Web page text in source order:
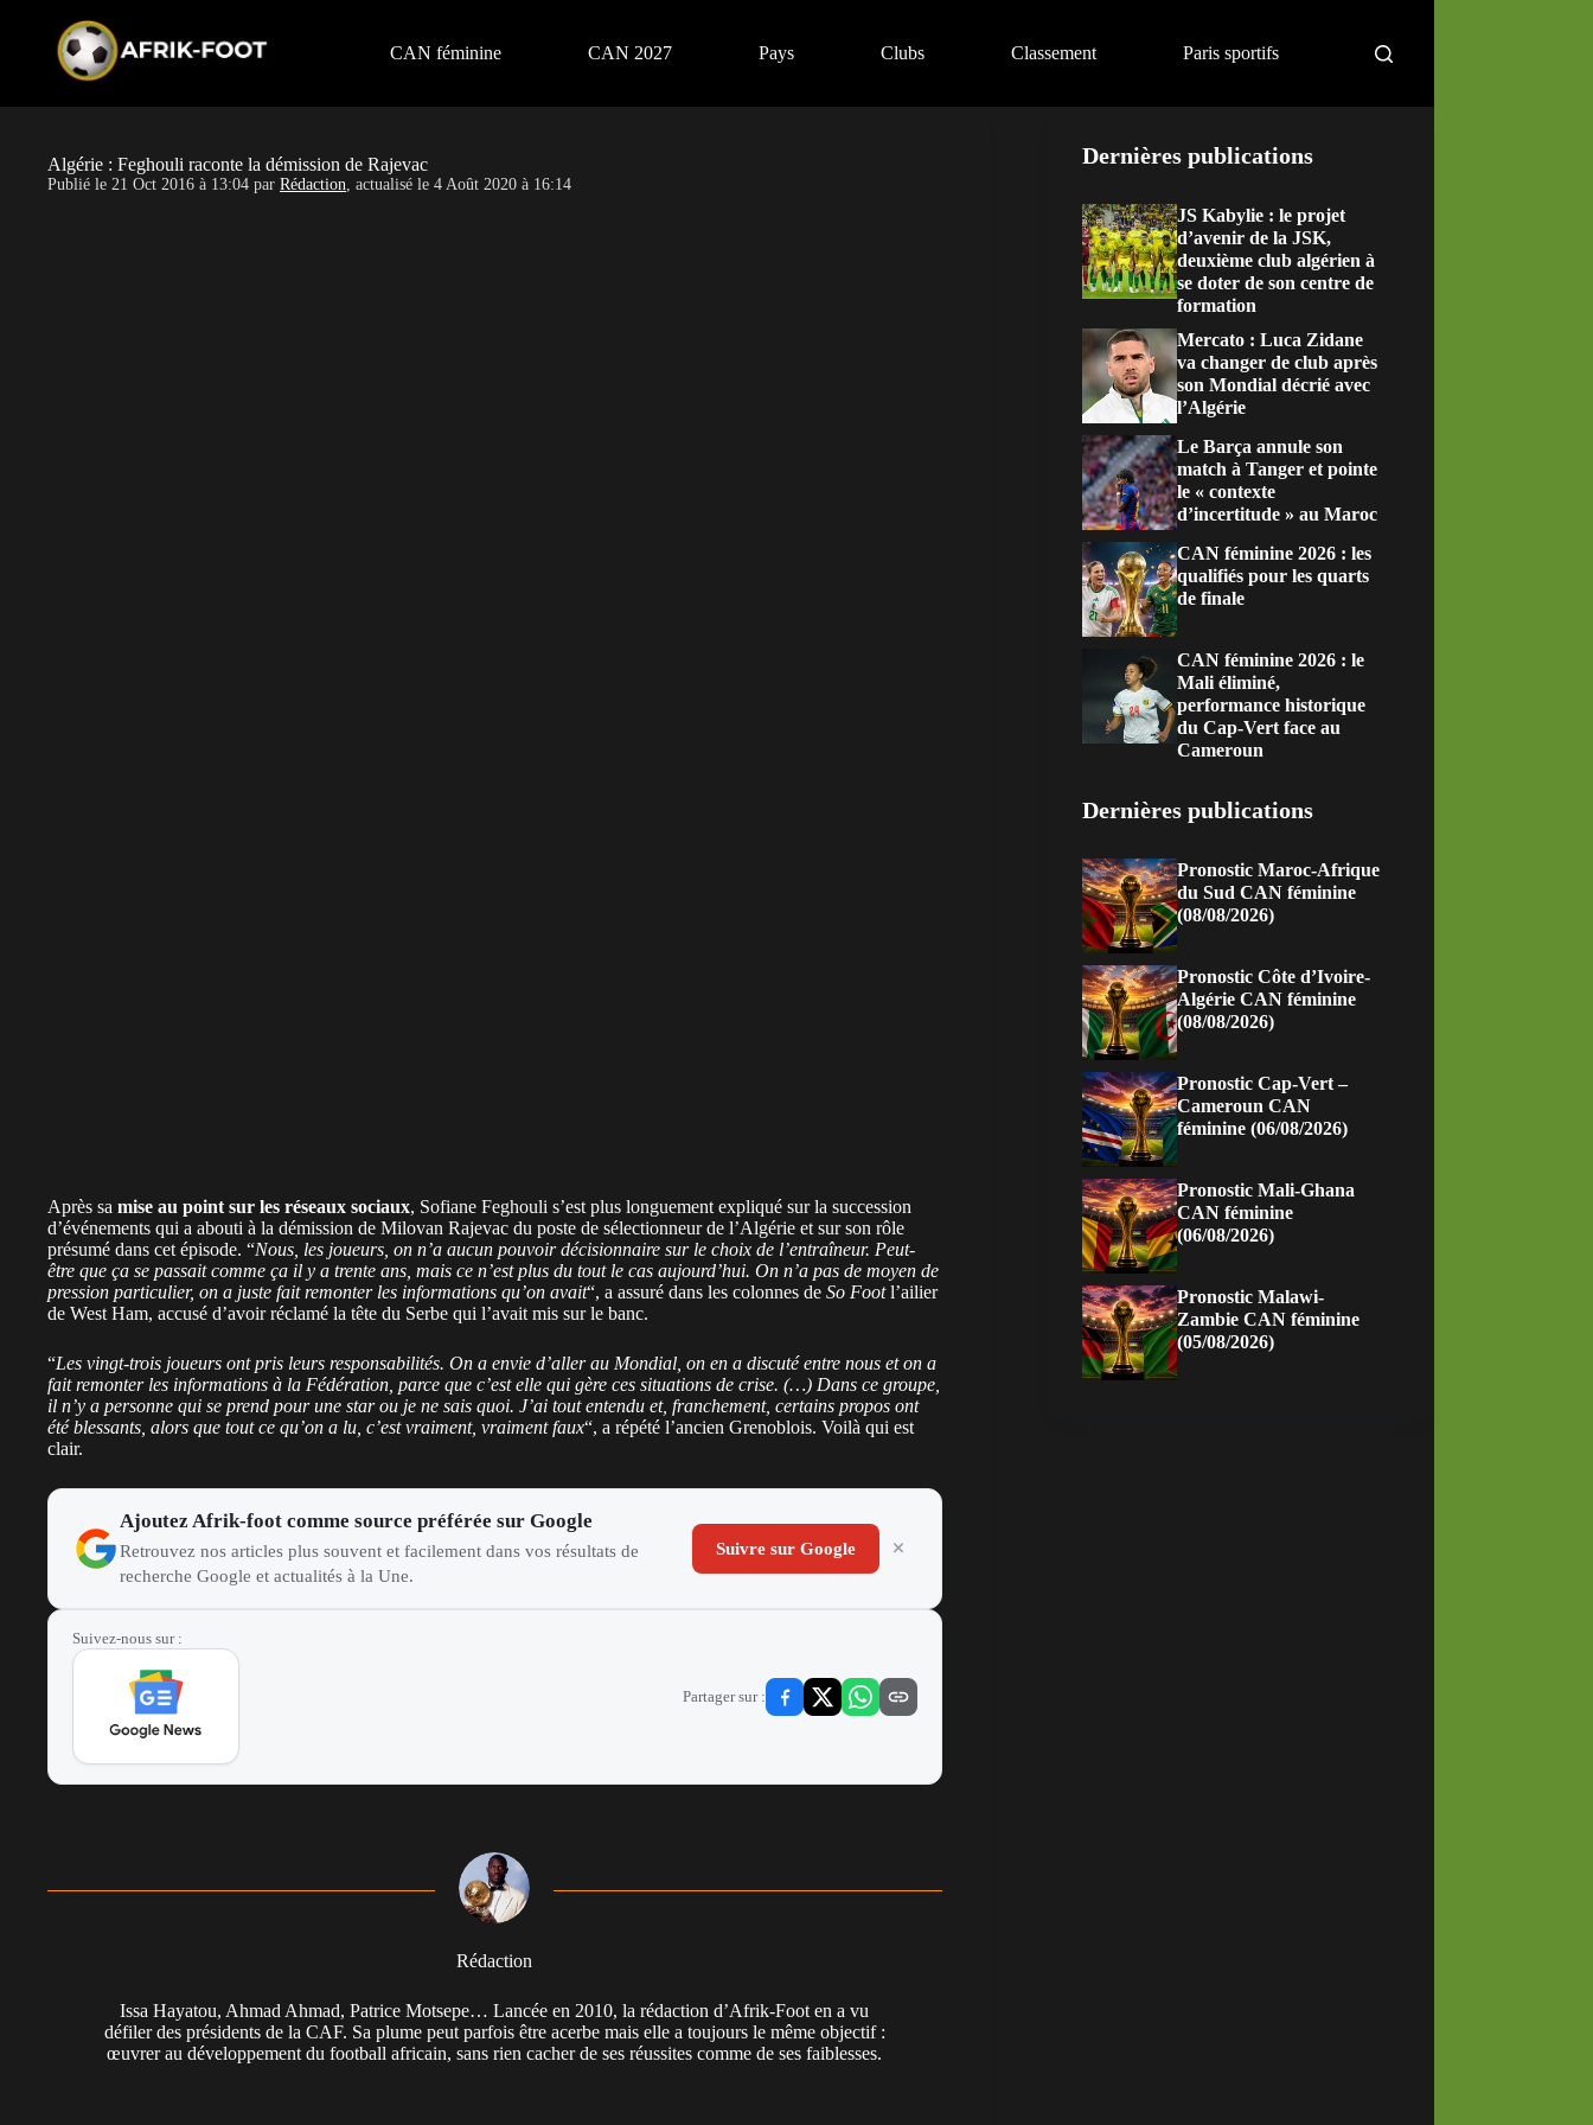
CAN féminine CAN 2027 Pays Clubs Classement Paris sportifs
Algérie : Feghouli raconte la démission de Rajevac
Publié le 21 Oct 2016 à 13:04 par Rédaction, actualisé le 4 Août 2020 à 16:14
Après sa mise au point sur les réseaux sociaux, Sofiane Feghouli s’est plus longuement expliqué sur la succession
d’événements qui a abouti à la démission de Milovan Rajevac du poste de sélectionneur de l’Algérie et sur son rôle
présumé dans cet épisode. “Nous, les joueurs, on n’a aucun pouvoir décisionnaire sur le choix de l’entraîneur. Peut-
être que ça se passait comme ça il y a trente ans, mais ce n’est plus du tout le cas aujourd’hui. On n’a pas de moyen de
pression particulier, on a juste fait remonter les informations qu’on avait“, a assuré dans les colonnes de So Footl’ailier
de West Ham, accusé d’avoir réclamé la tête du Serbe qui l’avait mis sur le banc.
“Les vingt-trois joueurs ont pris leurs responsabilités. On a envie d’aller au Mondial, on en a discuté entre nous et on a
fait remonter les informations à la Fédération, parce que c’est elle qui gère ces situations de crise. (…) Dans ce groupe,
il n’y a personne qui se prend pour une star ou je ne sais quoi. J’ai tout entendu et, franchement, certains propos ont
été blessants, alors que tout ce qu’on a lu, c’est vraiment, vraiment faux“, a répété l’ancien Grenoblois. Voilà qui est
clair.
Ajoutez Afrik-foot comme source préférée sur Google
Retrouvez nos articles plus souvent et facilement dans vos résultats de
recherche Google et actualités à la Une.
Suivre sur Google
Suivez-nous sur :
Partager sur :
Rédaction
Issa Hayatou, Ahmad Ahmad, Patrice Motsepe… Lancée en 2010, la rédaction d’Afrik-Foot en a vu
défiler des présidents de la CAF. Sa plume peut parfois être acerbe mais elle a toujours le même objectif :
œuvrer au développement du football africain, sans rien cacher de ses réussites comme de ses faiblesses.
Dernières publications
JS Kabylie : le projet
d’avenir de la JSK,
deuxième club algérien à
se doter de son centre de
formation
Mercato : Luca Zidane
va changer de club après
son Mondial décrié avec
l’Algérie
Le Barça annule son
match à Tanger et pointe
le « contexte
d’incertitude » au Maroc
CAN féminine 2026 : les
qualifiés pour les quarts
de finale
CAN féminine 2026 : le
Mali éliminé,
performance historique
du Cap-Vert face au
Cameroun
Dernières publications
Pronostic Maroc-Afrique
du Sud CAN féminine
(08/08/2026)
Pronostic Côte d’Ivoire-
Algérie CAN féminine
(08/08/2026)
Pronostic Cap-Vert –
Cameroun CAN
féminine (06/08/2026)
Pronostic Mali-Ghana
CAN féminine
(06/08/2026)
Pronostic Malawi-
Zambie CAN féminine
(05/08/2026)